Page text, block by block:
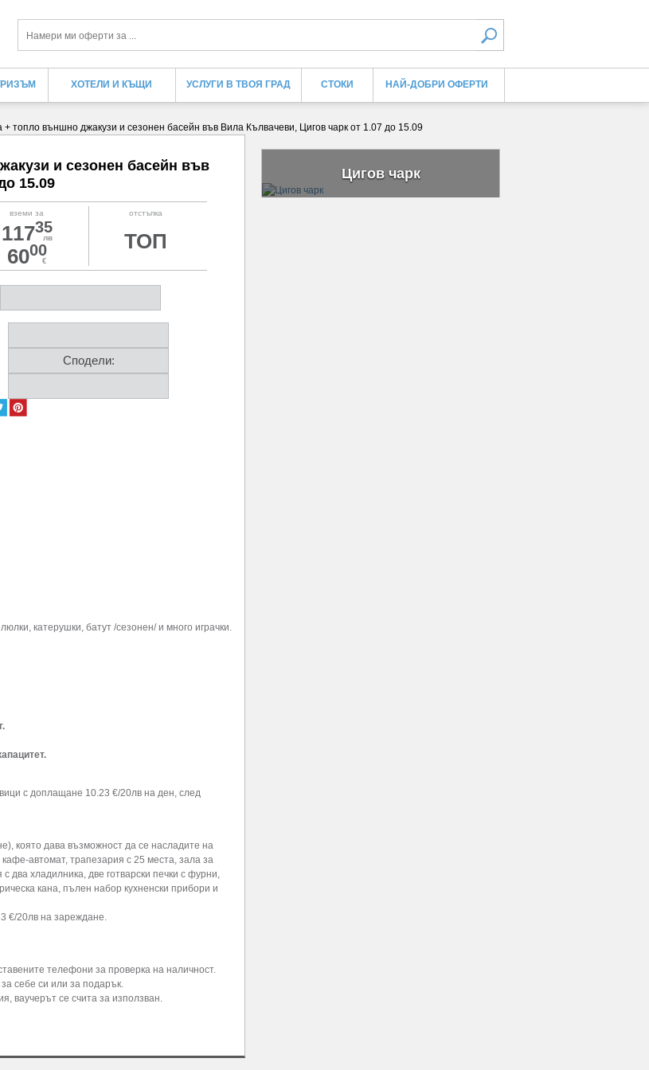
Търси
ХОТЕЛИ И КЪЩИ УСЛУГИ В ТВОЯ ГРАД СТОКИ НАЙ-ДОБРИ ОФЕРТИ
+ топло външно джакузи и сезонен басейн във Вила Кълвачеви, Цигов чарк от 1.07 до 15.09
и сезонен басейн във
15.09
вземи за
11735
лв
6000
€
отстъпка
ТОП
Сподели:
катерушки, батут /сезонен/ и много играчки.
с доплащане 10.23 €/20лв на ден, след
която дава възможност да се насладите на
автомат, трапезария с 25 места, зала за
два хладилника, две готварски печки с фурни,
кана, пълен набор кухненски прибори и
€/20лв на зареждане.
телефони за проверка на наличност.
себе си или за подарък.
ваучерът се счита за използван.
Цигов чарк